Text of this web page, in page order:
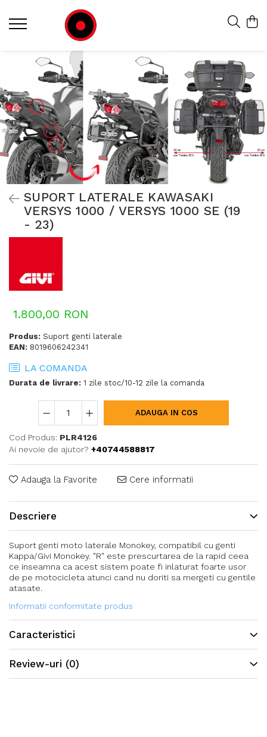
SUPORT LATERALE KAWASAKI
VERSYS 1000 / VERSYS 1000 SE (19
- 23)
1.800,00 RON
Produs: Suport genti laterale
EAN: 8019606242341
LA COMANDA
Durata de livrare: 1 zile stoc/10-12 zile la comanda
ADAUGA IN COS
Cod Produs: PLR4126
Ai nevoie de ajutor? +40744588817
Adauga la Favorite Cere informatii
Descriere
Suport genti moto laterale Monokey, compatibil cu genti
Kappa/Givi Monokey. "R" este prescurtarea de la rapid ceea
ce inseamna ca acest sistem poate fi inlaturat foarte usor
de pe motocicleta atunci cand nu doriti sa mergeti cu gentile
atasate.
Informatii conformitate produs
Caracteristici
Review-uri (0)